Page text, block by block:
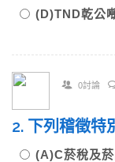
(D)TND乾公
0討論
2. 下列稽徵特
(A)C菸稅及